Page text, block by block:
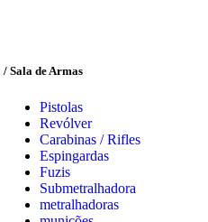
/ Sala de Armas
Pistolas
Revólver
Carabinas / Rifles
Espingardas
Fuzis
Submetralhadora
metralhadoras